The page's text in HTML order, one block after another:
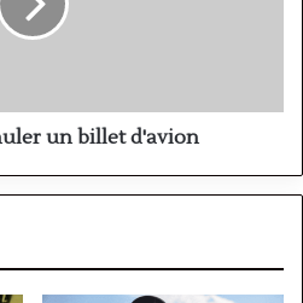
un billet d'avion